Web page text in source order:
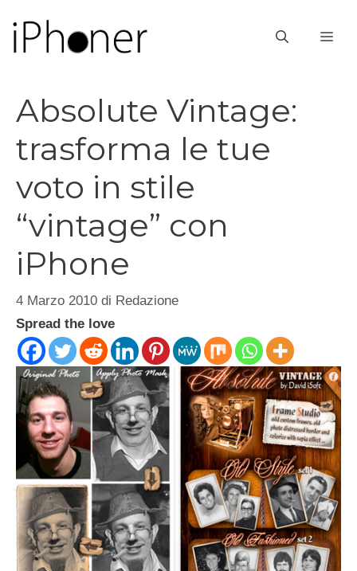
contenuto
Absolute Vintage:
trasforma le tue
voto in stile
“vintage” con
iPhone
4 Marzo 2010 di Redazione
Spread the love